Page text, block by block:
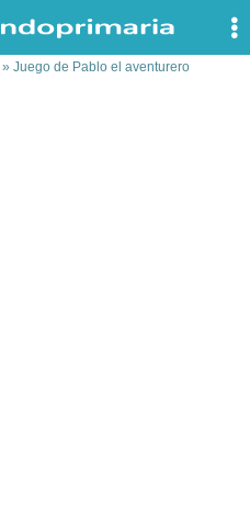
» Juego de Pablo el aventurero